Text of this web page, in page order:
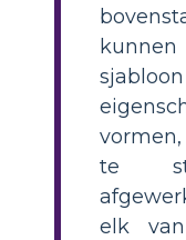
te
elk